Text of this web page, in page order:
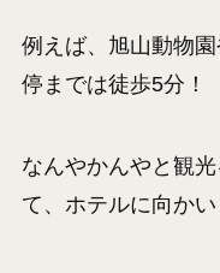
例えば、旭山動物
停までは徒歩5分！
なんやかんやと観
て、ホテルに向か